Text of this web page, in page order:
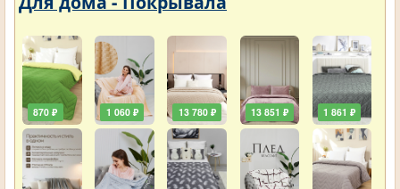
870 ₽ 1 060 ₽ 13 780 ₽ 13 851 ₽ 1 861 ₽